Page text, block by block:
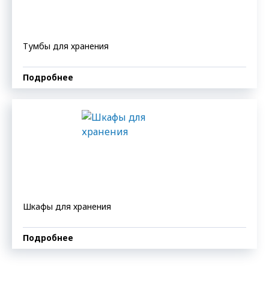
Тумбы для хранения
Подробнее
Шкафы для хранения
Подробнее